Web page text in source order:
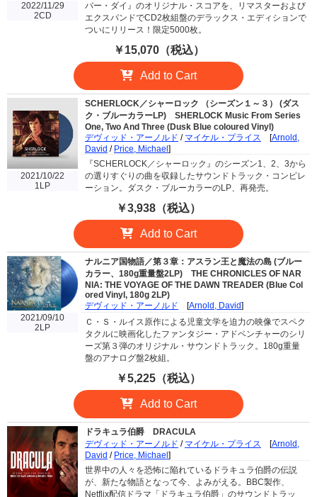
2022/11/29
2CD
バー・ダイ』のオリジナル・スコアを、リマスターおよび
エクスパンドでCD2枚組盤のデラックス・エディションで
ついにリリース！限定5000枚。
￥15,070（税込）
Add to Cart
2021/10/22
1LP
SCHERLOCK／シャーロック （シーズン１～３） (ダス
ク・ブルーカラーLP)
SHERLOCK Music From Series
One, Two And Three (Dusk Blue coloured Vinyl)
デヴィッド・アーノルド / マイケル・プライス [Arnold,
David / Price, Michael ]
『SCHERLOCK／シャーロック』のシーズン1、2、3から
の選りすぐりの曲を収録したサウンドトラック・コンピレ
ーション。ダスク・ブルーカラーのLP、再発売。
￥3,938（税込）
Add to Cart
2021/09/10
2LP
ナルニア国物語／第３章：アスラン王と魔法の島 (ブルー
カラー、180g重量盤2LP)
THE CHRONICLES OF NAR
NIA: THE VOYAGE OF THE DAWN TREADER (Blue Col
ored Vinyl, 180g 2LP)
デヴィッド・アーノルド [Arnold, David]
Ｃ・Ｓ・ルイス原作による児童文学を迫力の映像でスペク
タクルに映画化したファンタジー・アドベンチャーのシリ
ーズ第３弾のオリジナル・サウンドトラック。180g重量
盤のアナログ盤2枚組。
￥5,225（税込）
Add to Cart
ドラキュラ伯爵
DRACULA
デヴィッド・アーノルド / マイケル・プライス [Arnold,
David / Price, Michael ]
世界中の人々を恐怖に陥れているドラキュラ伯爵の伝説
が、新たな物語となって今、よみがえる。BBC製作、
Netflix配信ドラマ「ドラキュラ伯爵」のサウンドトラッ